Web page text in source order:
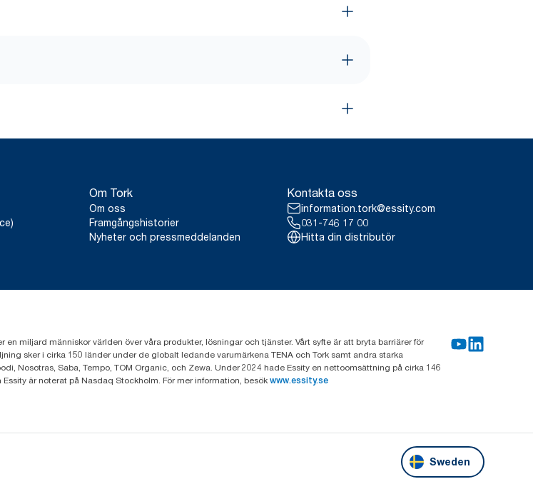
Om Tork
Om oss
Framgångshistorier
Nyheter och pressmeddelanden
Kontakta oss
information.tork@essity.com
031-746 17 00
Hitta din distributör
miljard människor världen över våra produkter, lösningar och tjänster. Vårt syfte är att bryta barriärer för
sker i cirka 150 länder under de globalt ledande varumärkena TENA och Tork samt andra starka
Nosotras, Saba, Tempo, TOM Organic, och Zewa. Under 2024 hade Essity en nettoomsättning på cirka 146
är noterat på Nasdaq Stockholm. För mer information, besök www.essity.se
Sweden